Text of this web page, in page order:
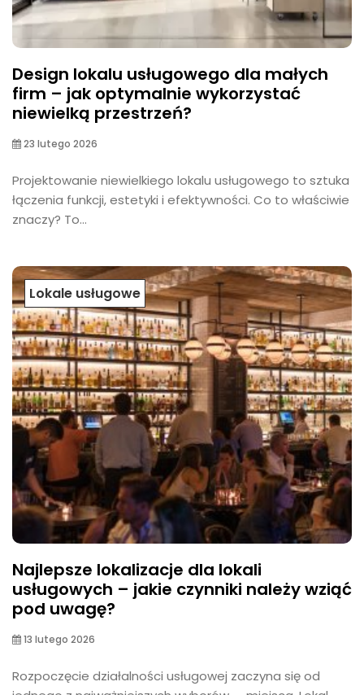
Design lokalu usługowego dla małych
firm – jak optymalnie wykorzystać
niewielką przestrzeń?
23 lutego 2026
Projektowanie niewielkiego lokalu usługowego to sztuka
łączenia funkcji, estetyki i efektywności. Co to właściwie
znaczy? To...
Lokale usługowe
Najlepsze lokalizacje dla lokali
usługowych – jakie czynniki należy wziąć
pod uwagę?
13 lutego 2026
Rozpoczęcie działalności usługowej zaczyna się od